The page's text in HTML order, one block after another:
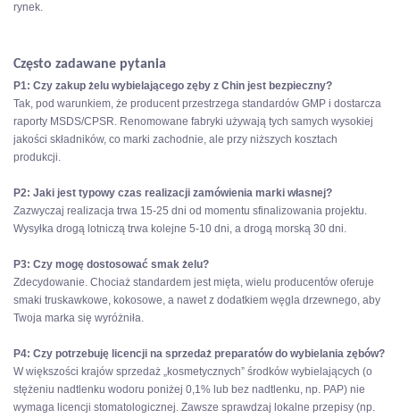
rynek.
Często zadawane pytania
P1: Czy zakup żelu wybielającego zęby z Chin jest bezpieczny?
Tak, pod warunkiem, że producent przestrzega standardów GMP i dostarcza
raporty MSDS/CPSR. Renomowane fabryki używają tych samych wysokiej
jakości składników, co marki zachodnie, ale przy niższych kosztach
produkcji.
P2: Jaki jest typowy czas realizacji zamówienia marki własnej?
Zazwyczaj realizacja trwa 15-25 dni od momentu sfinalizowania projektu.
Wysyłka drogą lotniczą trwa kolejne 5-10 dni, a drogą morską 30 dni.
P3: Czy mogę dostosować smak żelu?
Zdecydowanie. Chociaż standardem jest mięta, wielu producentów oferuje
smaki truskawkowe, kokosowe, a nawet z dodatkiem węgla drzewnego, aby
Twoja marka się wyróżniła.
P4: Czy potrzebuję licencji na sprzedaż preparatów do wybielania zębów?
W większości krajów sprzedaż „kosmetycznych” środków wybielających (o
stężeniu nadtlenku wodoru poniżej 0,1% lub bez nadtlenku, np. PAP) nie
wymaga licencji stomatologicznej. Zawsze sprawdzaj lokalne przepisy (np.